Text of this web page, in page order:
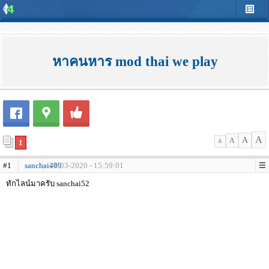
หาคนหาร mod thai we play
1 A A A A
#1 sanchai40921-03-2020 - 15:59:01
ทักไลน์มาครับ sanchai52